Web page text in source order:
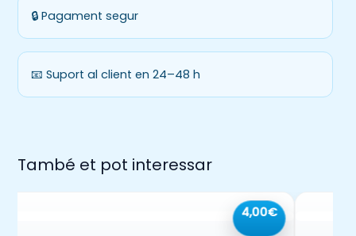
🔒 Pagament segur
📧 Suport al client en 24–48 h
També et pot interessar
4,00€